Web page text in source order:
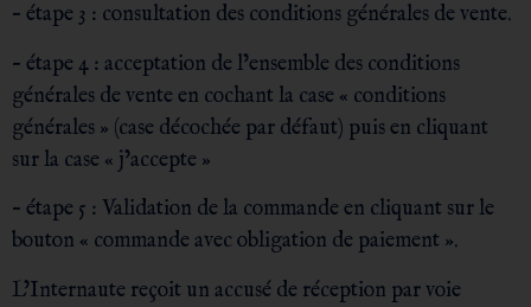
– étape 3 : consultation des conditions générales de vente.
– étape 4 : acceptation de l’ensemble des conditions
générales de vente en cochant la case « conditions
générales » (case décochée par défaut) puis en cliquant
sur la case « j’accepte »
– étape 5 : Validation de la commande en cliquant sur le
bouton « commande avec obligation de paiement ».
L’Internaute reçoit un accusé de réception par voie